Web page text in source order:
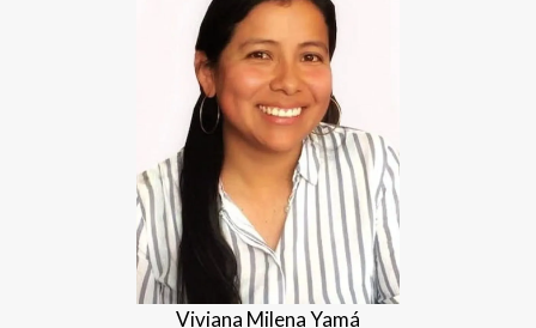
Viviana Milena Yamá